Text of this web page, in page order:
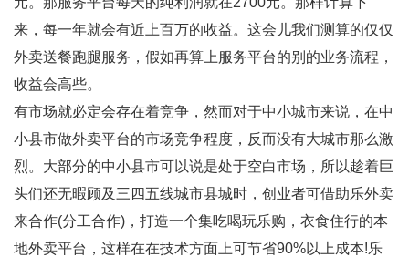
来， 每一年就会有近上百万的收益。这会儿我们测算的仅仅
外卖送餐跑腿服务，假如再算上服务平台的别的业务流程，
收益会高些。
有市场就必定会存在着竞争，然而对于中小城市来说，在中
小县市做外卖平台的市场竞争程度，反而没有大城市那么激
烈。大部分的中小县市可以说是处于空白市场，所以趁着巨
头们还无暇顾及三四五线城市县城时，创业者可借助乐外卖
来合作(分工合作)，打造一个集吃喝玩乐购，衣食住行的本
地外卖平台 ，这样在在技术方面上可节省90%以上成本!乐